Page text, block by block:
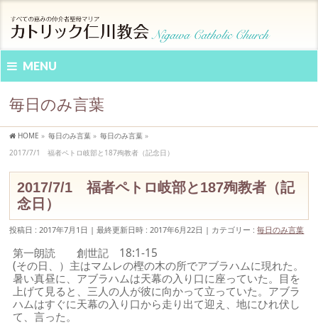
MENU
毎日のみ言葉
HOME » 毎日のみ言葉 » 毎日のみ言葉 »
2017/7/1 福者ペトロ岐部と187殉教者（記念日）
2017/7/1 福者ペトロ岐部と187殉教者（記
念日）
投稿日 : 2017年7月1日 最終更新日時 : 2017年6月22日 カテゴリー :毎日のみ言葉
第一朗読 創世記 18:1-15
(その日、）主はマムレの樫の木の所でアブラハムに現れた。
暑い真昼に、アブラハムは天幕の入り口に座っていた。目を
上げて見ると、三人の人が彼に向かって立っていた。アブラ
ハムはすぐに天幕の入り口から走り出て迎え、地にひれ伏し
て、言った。